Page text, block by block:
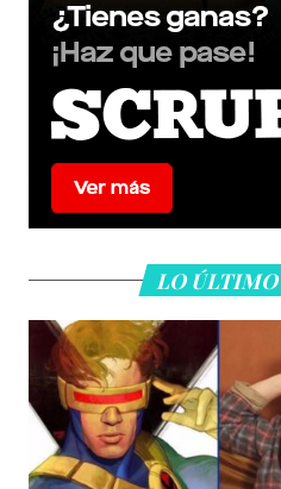
LO ÚLTIMO